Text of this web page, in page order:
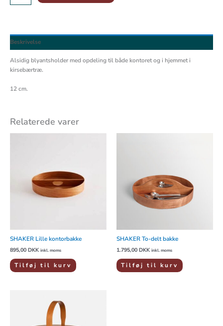
Beskrivelse
Alsidig blyantsholder med opdeling til både kontoret og i hjemmet i
kirsebærtræ.
12 cm.
Relaterede varer
SHAKER Lille kontorbakke
895,00 DKK inkl. moms
Tilføj til kurv
SHAKER To-delt bakke
1.795,00 DKK inkl. moms
Tilføj til kurv